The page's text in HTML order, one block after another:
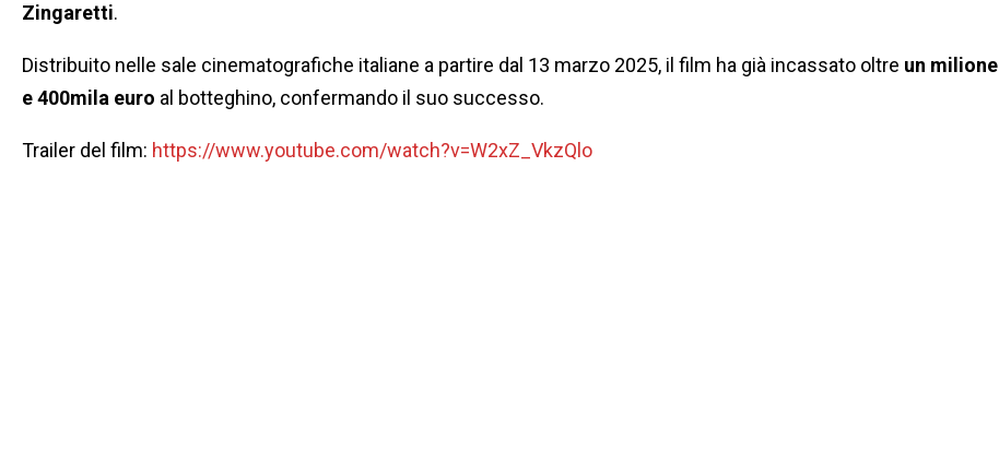
Zingaretti.
Distribuito nelle sale cinematografiche italiane a partire dal 13 marzo 2025, il film ha già incassato oltre un milione
e 400mila euro al botteghino, confermando il suo successo.
Trailer del film: https://www.youtube.com/watch?v=W2xZ_VkzQlo